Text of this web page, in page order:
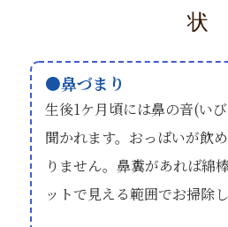
状
鼻づまり
生後1ケ月頃には鼻の音(い
聞かれます。おっぱいが飲
りません。鼻糞があれば綿
ットで見える範囲でお掃除